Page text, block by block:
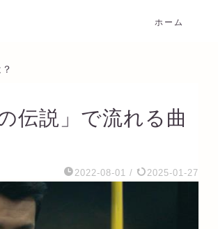
ホーム
伝説」で流れる曲
2022-08-01 / 2025-01-27